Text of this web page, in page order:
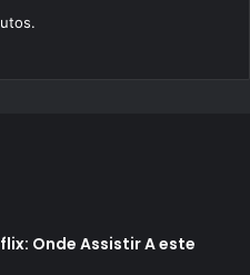
Onde Assistir A este